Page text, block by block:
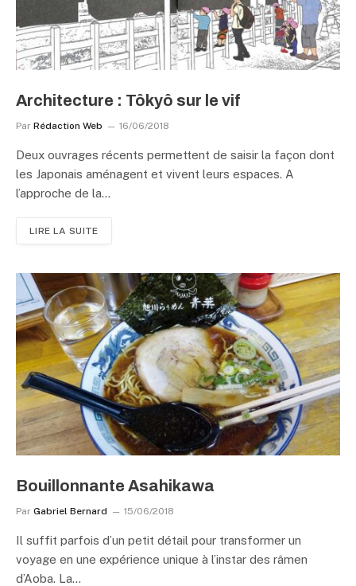
Architecture : Tôkyô sur le vif
Par Rédaction Web 16/06/2018
Deux ouvrages récents permettent de saisir la façon dont
les Japonais aménagent et vivent leurs espaces. A
l’approche de la…
LIRE LA SUITE
Bouillonnante Asahikawa
Par Gabriel Bernard 15/06/2018
Il suffit parfois d’un petit détail pour transformer un
voyage en une expérience unique à l’instar des râmen
d’Aoba. La…